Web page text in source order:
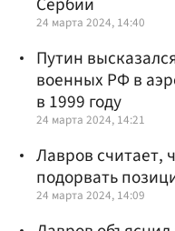
24 марта 2024, 14:40
Путин
военных РФ в
в 1999 году
24 марта 2024, 14:21
Лавров считает,
подорвать
24 марта 2024, 14:09